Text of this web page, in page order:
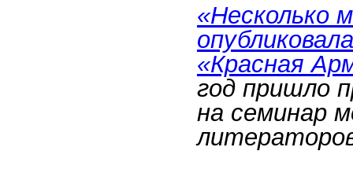
«Несколько
«Красная
год пришло
на семинар